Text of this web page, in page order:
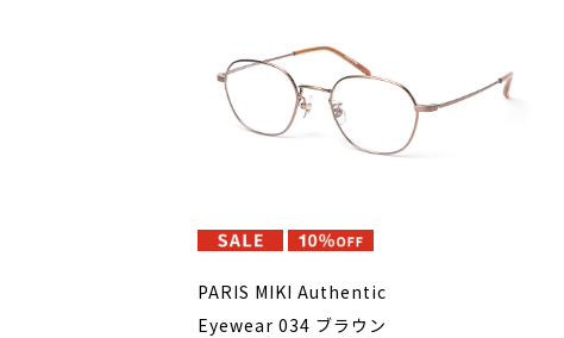
PARIS MIKI Authentic
Eyewear 034 ブラウン